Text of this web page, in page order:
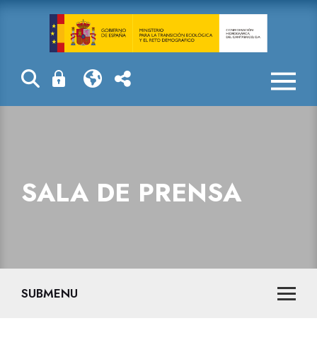
La
SALA DE PRENSA
SUBMENU